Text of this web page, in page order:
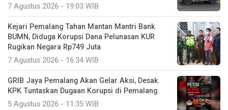
7 Agustus 2026 - 19:03 WIB
Kejari Pemalang Tahan Mantan Mantri Bank
BUMN, Diduga Korupsi Dana Pelunasan KUR
Rugikan Negara Rp749 Juta
7 Agustus 2026 - 16:34 WIB
GRIB Jaya Pemalang Akan Gelar Aksi, Desak
KPK Tuntaskan Dugaan Korupsi di Pemalang
5 Agustus 2026 - 11:35 WIB